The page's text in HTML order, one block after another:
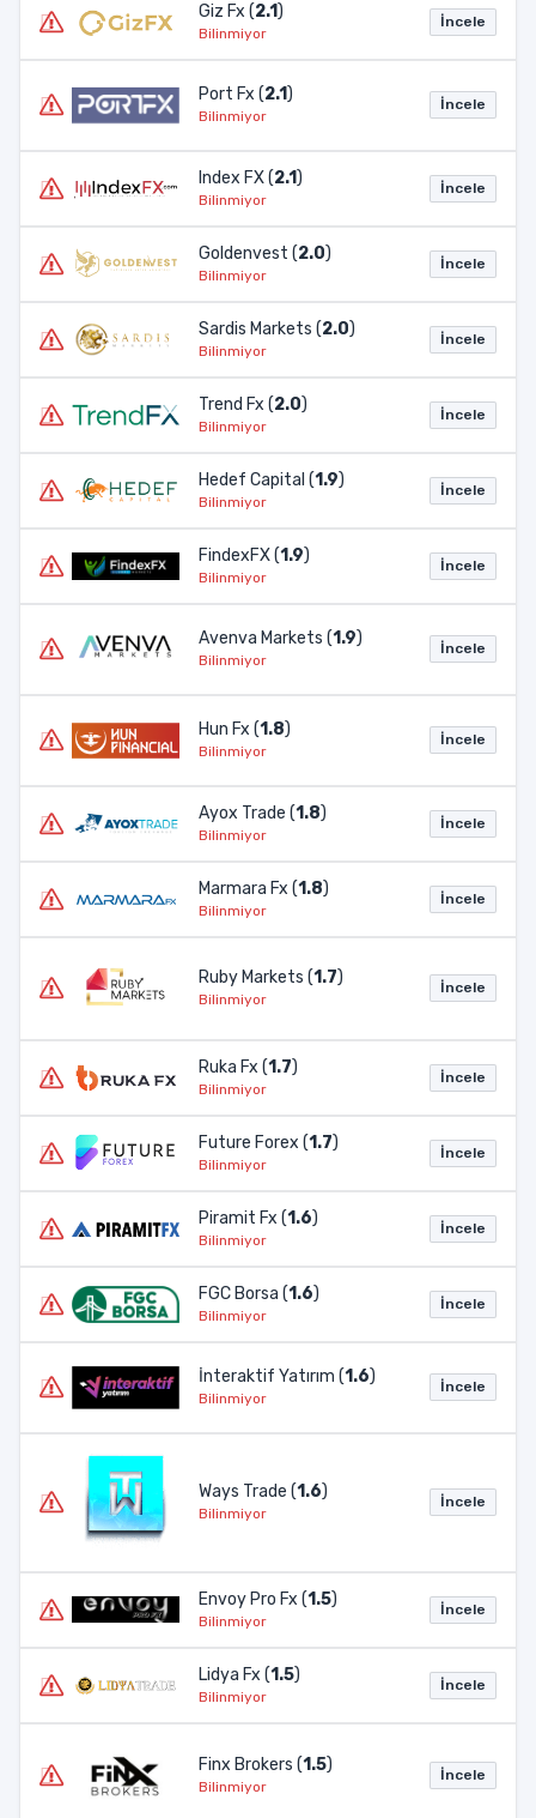
Giz Fx (2.1)
Bilinmiyor
İncele
Port Fx (2.1)
Bilinmiyor
İncele
Index FX (2.1)
Bilinmiyor
İncele
Goldenvest (2.0)
Bilinmiyor
İncele
Sardis Markets (2.0)
Bilinmiyor
İncele
Trend Fx (2.0)
Bilinmiyor
İncele
Hedef Capital (1.9)
Bilinmiyor
İncele
FindexFX (1.9)
Bilinmiyor
İncele
Avenva Markets (1.9)
Bilinmiyor
İncele
Hun Fx (1.8)
Bilinmiyor
İncele
Ayox Trade (1.8)
Bilinmiyor
İncele
Marmara Fx (1.8)
Bilinmiyor
İncele
Ruby Markets (1.7)
Bilinmiyor
İncele
Ruka Fx (1.7)
Bilinmiyor
İncele
Future Forex (1.7)
Bilinmiyor
İncele
Piramit Fx (1.6)
Bilinmiyor
İncele
FGC Borsa (1.6)
Bilinmiyor
İncele
İnteraktif Yatırım (1.6)
Bilinmiyor
İncele
Ways Trade (1.6)
Bilinmiyor
İncele
Envoy Pro Fx (1.5)
Bilinmiyor
İncele
Lidya Fx (1.5)
Bilinmiyor
İncele
Finx Brokers (1.5)
Bilinmiyor
İncele